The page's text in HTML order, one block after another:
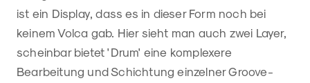
ist ein Display, dass es in dieser Form noch bei
keinem Volca gab. Hier sieht man auch zwei Layer,
scheinbar bietet 'Drum' eine komplexere
Bearbeitung und Schichtung einzelner Groove-